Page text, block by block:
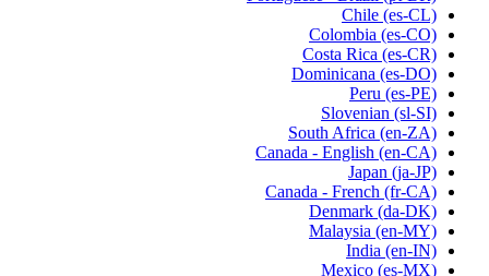
Chile (es-CL)
Colombia (es-CO)
Costa Rica (es-CR)
Dominicana (es-DO)
Peru (es-PE)
Slovenian (sl-SI)
South Africa (en-ZA)
Canada - English (en-CA)
Japan (ja-JP)
Canada - French (fr-CA)
Denmark (da-DK)
Malaysia (en-MY)
India (en-IN)
Mexico (es-MX)